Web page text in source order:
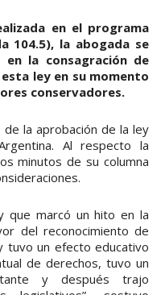
en el programa
104.5), la abogada se
la consagración de
ley en su momento
conservadores.
la aprobación de la ley
Al respecto la
minutos de su columna
que marcó un hito en la
del reconocimiento de
tuvo un efecto educativo
de derechos, tuvo un
y después trajo